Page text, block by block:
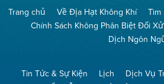
(Bảo
Toàn
Không
Khí)
No
Burn
(Không
Đốt)
Trang chủ Về Địa Hạt Không Khí Tìm
Chính Sách Không Phân Biệt Đối Xử
Dịch Ngôn
Tin Tức & Sự Kiện Lịch Dịch Vụ